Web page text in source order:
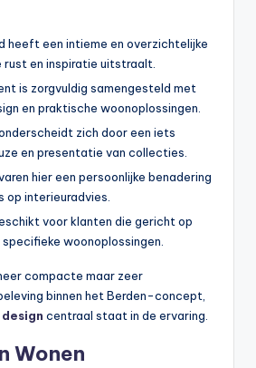
heeft een intieme en overzichtelijke
rust en inspiratie uitstraalt.
is zorgvuldig samengesteld met
en praktische woonoplossingen.
zich door een iets
en presentatie van collecties.
hier een persoonlijke benadering
op interieuradvies.
voor klanten die gericht op
specifieke woonoplossingen.
compacte maar zeer
binnen het Berden-concept,
centraal staat in de ervaring.
Wonen